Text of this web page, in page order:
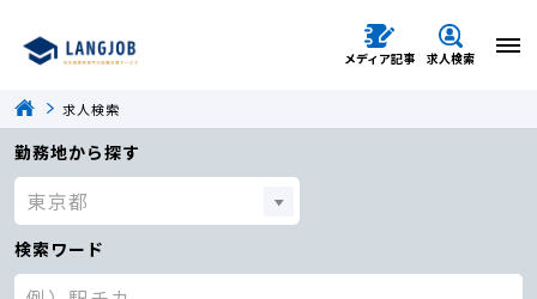
メディア記事 求人検索
求人検索
勤務地から探す
検索ワード